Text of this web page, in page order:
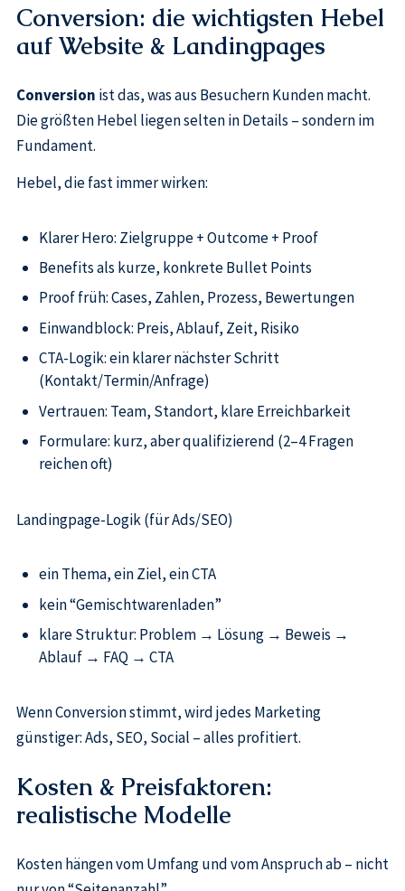
Conversion: die wichtigsten Hebel
auf Website & Landingpages
Conversion ist das, was aus Besuchern Kunden macht.
Die größten Hebel liegen selten in Details – sondern im
Fundament.
Hebel, die fast immer wirken:
Klarer Hero: Zielgruppe + Outcome + Proof
Benefits als kurze, konkrete Bullet Points
Proof früh: Cases, Zahlen, Prozess, Bewertungen
Einwandblock: Preis, Ablauf, Zeit, Risiko
CTA-Logik: ein klarer nächster Schritt
(Kontakt/Termin/Anfrage)
Vertrauen: Team, Standort, klare Erreichbarkeit
Formulare: kurz, aber qualifizierend (2–4 Fragen
reichen oft)
Landingpage-Logik (für Ads/SEO)
ein Thema, ein Ziel, ein CTA
kein “Gemischtwarenladen”
klare Struktur: Problem → Lösung → Beweis →
Ablauf → FAQ → CTA
Wenn Conversion stimmt, wird jedes Marketing
günstiger: Ads, SEO, Social – alles profitiert.
Kosten & Preisfaktoren:
realistische Modelle
Kosten hängen vom Umfang und vom Anspruch ab – nicht